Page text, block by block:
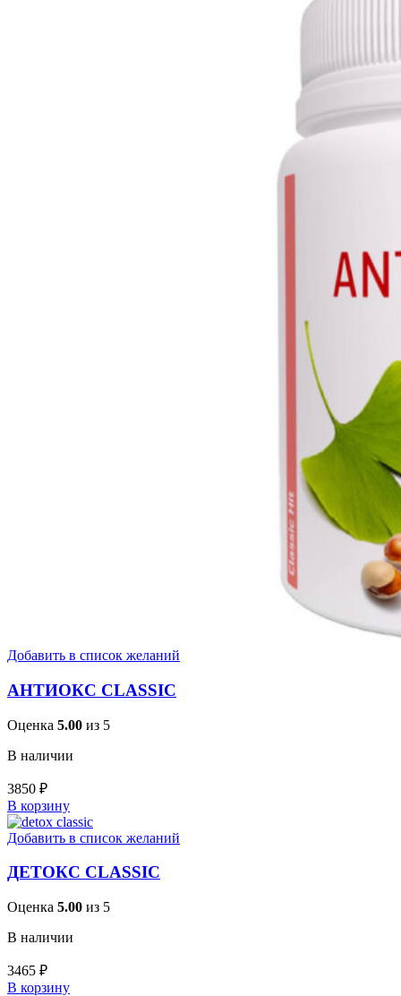
Добавить в список желаний
АНТИОКС CLASSIC
Оценка 5.00 из 5
В наличии
3850 ₽
В корзину
Добавить в список желаний
ДЕТОКС CLASSIC
Оценка 5.00 из 5
В наличии
3465 ₽
В корзину